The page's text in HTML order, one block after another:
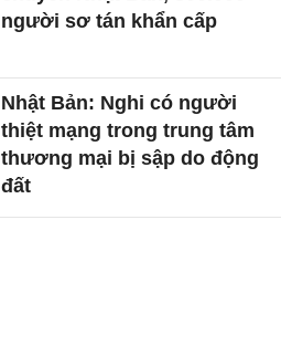
người sơ tán khẩn cấp
Nhật Bản: Nghi có người
thiệt mạng trong trung tâm
thương mại bị sập do động
đất